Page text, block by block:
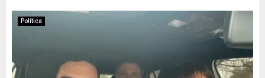
Política